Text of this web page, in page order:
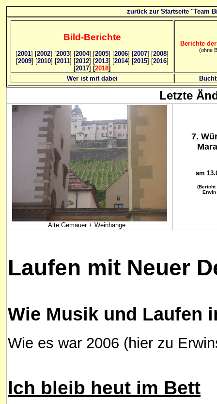
zurück zur Startseite "Team
Bild-Berichte
[2001] [2002] [2003] [2004] [2005] [2006] [2007] [2008]
[2009] [2010] [2011] [2012] [2013] [2014] [2015] [2016]
[2017] [2018]
Berichte
(ohne
Wer ist mit dabei
Letzte
Alte Gemäuer + Weinhänge...
7.
am
(Bericht
Erwin
Laufen mit Neuer
Wie Musik und Laufen
Wie es war 2006 (hier zu
Ich bleib heut im Bett